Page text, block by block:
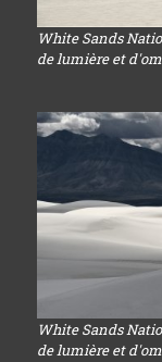
White Sands
de lumière et
White Sands
de lumière et